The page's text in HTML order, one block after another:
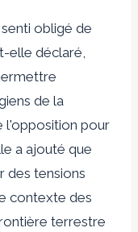
obligé de
elle déclaré,
de la
l'opposition pour
a ajouté que
des tensions
contexte des
terrestre